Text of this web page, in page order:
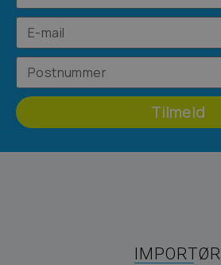
Tilmeld
IMPORTØR